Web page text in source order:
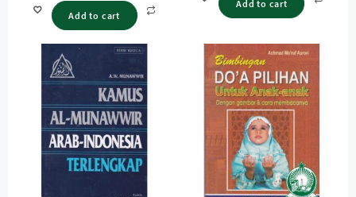
Add to cart
Add to cart